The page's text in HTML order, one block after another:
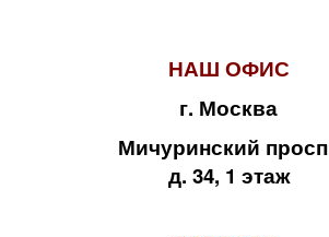
НАШ ОФИС
г. Москва
Мичуринский
д. 34, 1 этаж